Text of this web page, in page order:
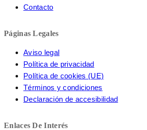
Contacto
Páginas Legales
Aviso legal
Política de privacidad
Política de cookies (UE)
Términos y condiciones
Declaración de accesibilidad
Enlaces De Interés